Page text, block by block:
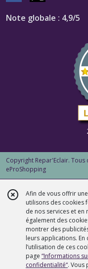
Note globale : 4,9/5
Copyright Repar'Eclair.
eProShopping
Afin de vous offrir
utilisons des cookies
de nos services et en
également des
montrer des
leurs applications. En
l’utilisation de ces
page “Informations
confidentialité“. Vous